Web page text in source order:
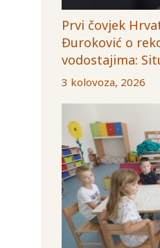
Prvi čovjek
Đuroković o
vodostajima:
3 kolovoza, 2026